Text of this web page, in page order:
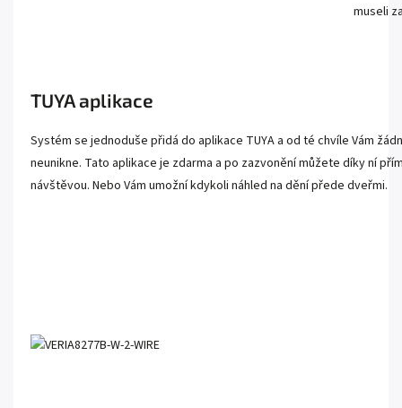
museli
TUYA aplikace
Systém se jednoduše přidá do aplikace TUYA a od té chvíle Vám
neunikne. Tato aplikace je zdarma a po zazvonění můžete díky ní
návštěvou. Nebo Vám umožní kdykoli náhled na dění přede dveřmi.